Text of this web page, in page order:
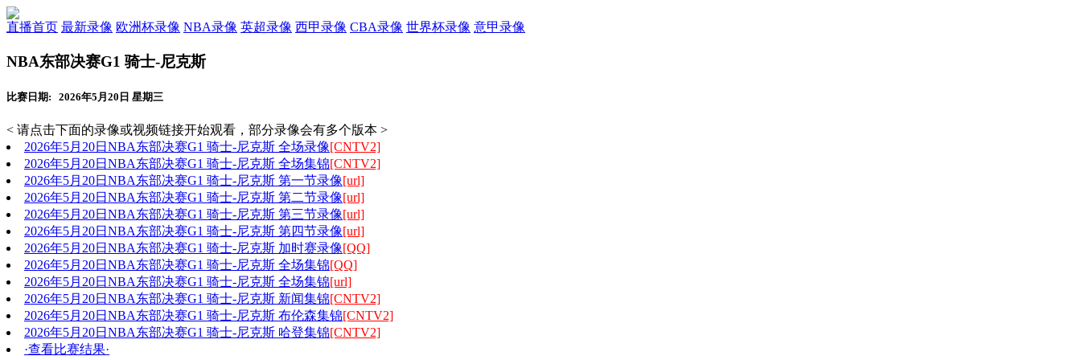
直播首页 最新录像 欧洲杯录像 NBA录像 英超录像 西甲录像 CBA录像 世界杯录像 意甲录像
NBA东部决赛G1 骑士-尼克斯
比赛日期: 2026年5月20日 星期三
< 请点击下面的录像或视频链接开始观看，部分录像会有多个版本 >
2026年5月20日NBA东部决赛G1 骑士-尼克斯 全场录像[CNTV2]
2026年5月20日NBA东部决赛G1 骑士-尼克斯 全场集锦[CNTV2]
2026年5月20日NBA东部决赛G1 骑士-尼克斯 第一节录像[url]
2026年5月20日NBA东部决赛G1 骑士-尼克斯 第二节录像[url]
2026年5月20日NBA东部决赛G1 骑士-尼克斯 第三节录像[url]
2026年5月20日NBA东部决赛G1 骑士-尼克斯 第四节录像[url]
2026年5月20日NBA东部决赛G1 骑士-尼克斯 加时赛录像[QQ]
2026年5月20日NBA东部决赛G1 骑士-尼克斯 全场集锦[QQ]
2026年5月20日NBA东部决赛G1 骑士-尼克斯 全场集锦[url]
2026年5月20日NBA东部决赛G1 骑士-尼克斯 新闻集锦[CNTV2]
2026年5月20日NBA东部决赛G1 骑士-尼克斯 布伦森集锦[CNTV2]
2026年5月20日NBA东部决赛G1 骑士-尼克斯 哈登集锦[CNTV2]
·查看比赛结果·